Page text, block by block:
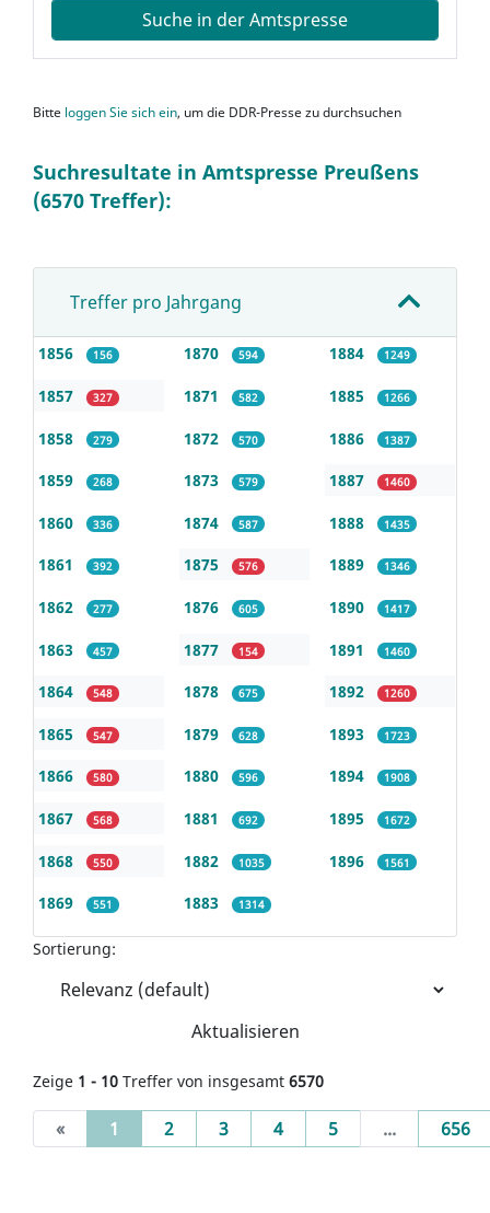
Suche in der Amtspresse
Bitte loggen Sie sich ein, um die DDR-Presse zu durchsuchen
Suchresultate in Amtspresse Preußens
(6570 Treffer):
Treffer pro Jahrgang
1856 156
1857 327
1858 279
1859 268
1860 336
1861 392
1862 277
1863 457
1864 548
1865 547
1866 580
1867 568
1868 550
1869 551
1870 594
1871 582
1872 570
1873 579
1874 587
1875 576
1876 605
1877 154
1878 675
1879 628
1880 596
1881 692
1882 1035
1883 1314
1884 1249
1885 1266
1886 1387
1887 1460
1888 1435
1889 1346
1890 1417
1891 1460
1892 1260
1893 1723
1894 1908
1895 1672
1896 1561
Sortierung:
Aktualisieren
Zeige 1 - 10 Treffer von insgesamt 6570
« 1 (current)
2 3 4 5 ... 656